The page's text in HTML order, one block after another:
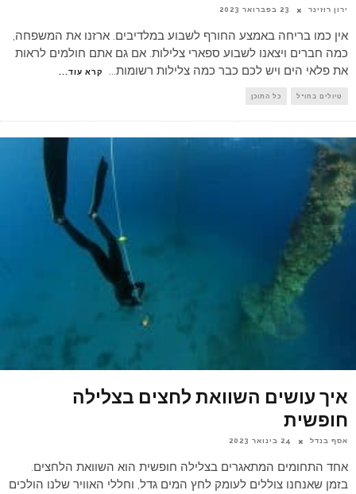
ירון רוזינר 23 בפברואר 2023
אין כמו בריחה באמצע החורף לשבוע במלדיבים. ארזנו את המשפחה,
כמה חברים ויצאנו לשבוע ספארי צלילות. אם גם אתם חולמים לראות
את פלאי הים ויש לכם כבר כמה צלילות רשומות... קרא עוד...
טיולים בחו"ל כל התוכן
איך עושים השוואת לחצים בצלילה
חופשית
אסף בנדל 24 בינואר 2023
אחד התחומים המתאגרים בצלילה חופשית הוא השוואת הלחצים.
בזמן שאנחנו צוללים לעומק לחץ המים גדל, וחללי האוויר שלנו הולכים